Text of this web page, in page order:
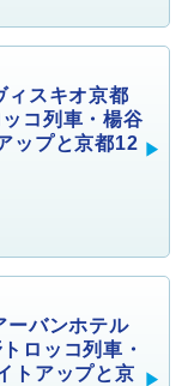
ィスキオ京都
コ列車・楊谷
ップと京都12
ーバンホテル
ロッコ列車・
トアップと京